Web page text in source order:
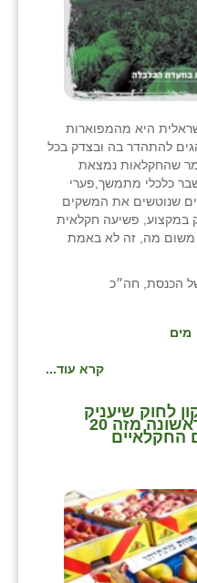
היא מהמפוארות
להתהדר בה ובצדק בכל
שהחקלאות נמצאת
כלכלי מתמשך,פערי
שנוטשים את המשקים
במקצוע, פשיעה חקלאית
מה, זה לא באמת
הכנסת, חה״כ
מים
קרא עוד...
לחוק שיעניק
הטבות מס לחקלאים: לראשונה מזה 20
החקלאיים⁩